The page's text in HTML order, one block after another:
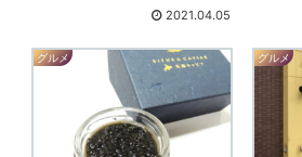
2021.04.05
グルメ グルメ